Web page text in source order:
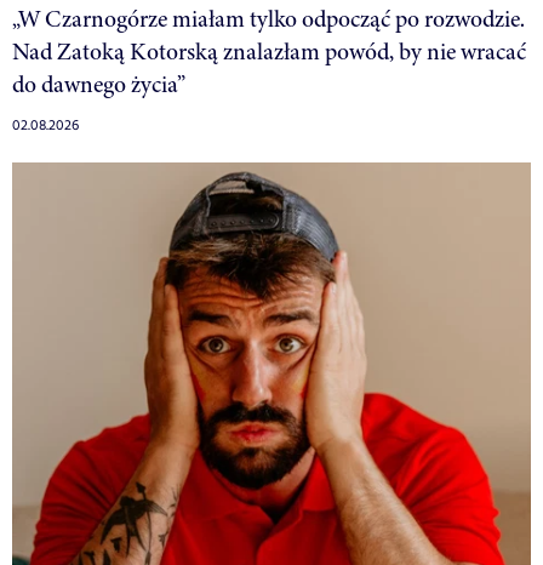
„W Czarnogórze miałam tylko odpocząć po rozwodzie.
Nad Zatoką Kotorską znalazłam powód, by nie wracać
do dawnego życia”
02.08.2026